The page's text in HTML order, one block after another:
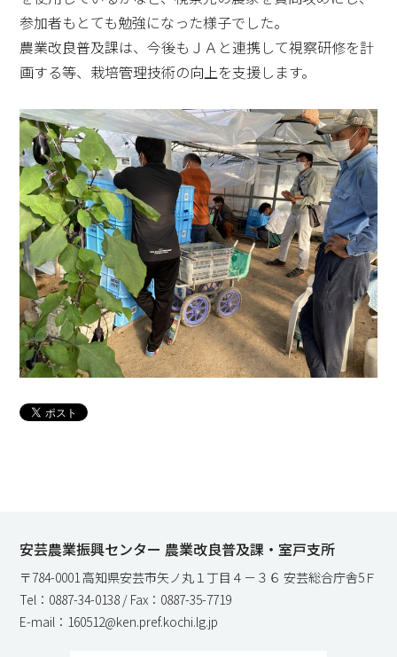
参加者もとても勉強になった様子でした。
農業改良普及課は、今後もＪＡと連携して視察研修を計
画する等、栽培管理技術の向上を支援します。
安芸農業振興センター 農業改良普及課・室戸支所
〒784-0001 高知県安芸市矢ノ丸１丁目４－３６ 安芸総合庁舎5Ｆ
Tel：0887-34-0138 / Fax：0887-35-7719
E-mail：160512@ken.pref.kochi.lg.jp